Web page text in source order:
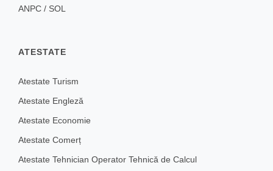
ANPC / SOL
ATESTATE
Atestate Turism
Atestate Engleză
Atestate Economie
Atestate Comerț
Atestate Tehnician Operator Tehnică de Calcul